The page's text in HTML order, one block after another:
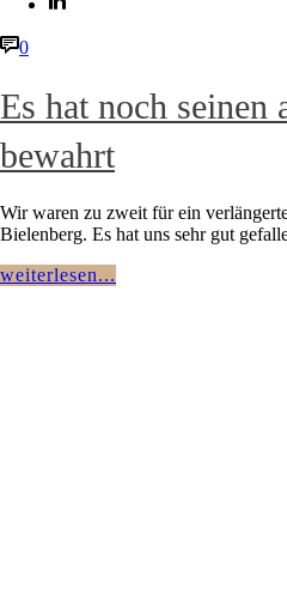
0
Es hat noch seinen
bewahrt
Wir waren zu zweit für ein
Bielenberg. Es hat uns sehr gut
weiterlesen...